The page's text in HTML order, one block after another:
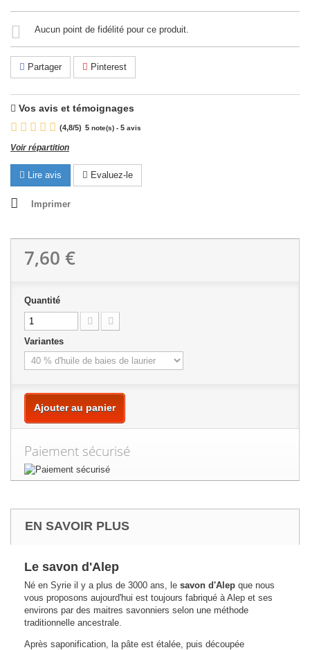
Aucun point de fidélité pour ce produit.
Partager Pinterest
Vos avis et témoignages
(4,8/5) 5 note(s) - 5 avis
Voir répartition
Lire avis Evaluez-le
Imprimer
7,60 €
Quantité
Variantes
Ajouter au panier
Paiement sécurisé
EN SAVOIR PLUS
Le savon d'Alep
Né en Syrie il y a plus de 3000 ans, le savon d'Alep que nous
vous proposons aujourd'hui est toujours fabriqué à Alep et ses
environs par des maitres savonniers selon une méthode
traditionnelle ancestrale.
Après saponification, la pâte est étalée, puis découpée